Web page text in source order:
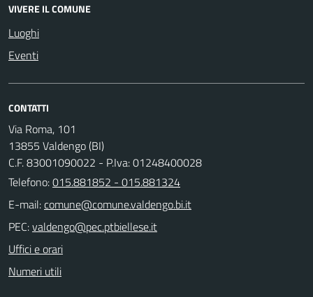
VIVERE IL COMUNE
Luoghi
Eventi
CONTATTI
Via Roma, 101
13855 Valdengo (BI)
C.F. 83001090022 - P.Iva: 01248400028
Telefono:015.881852 - 015.881324
E-mail:
PEC:
Uffici e orari
Numeri utili